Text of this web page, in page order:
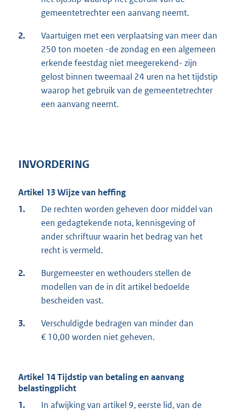
gemeentetrechter een aanvang neemt.
2.
Vaartuigen met een verplaatsing van meer dan
250 ton moeten -de zondag en een algemeen
erkende feestdag niet meegerekend- zijn
gelost binnen tweemaal 24 uren na het tijdstip
waarop het gebruik van de gemeentetrechter
een aanvang neemt.
INVORDERING
Artikel 13 Wijze van heffing
1.
De rechten worden geheven door middel van
een gedagtekende nota, kennisgeving of
ander schriftuur waarin het bedrag van het
recht is vermeld.
2.
Burgemeester en wethouders stellen de
modellen van de in dit artikel bedoelde
bescheiden vast.
3.
Verschuldigde bedragen van minder dan
€ 10,00 worden niet geheven.
Artikel 14 Tijdstip van betaling en aanvang
belastingplicht
1.
In afwijking van artikel 9, eerste lid, van de